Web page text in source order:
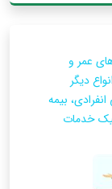
عمر و
دیگر
بیمه
خدمات